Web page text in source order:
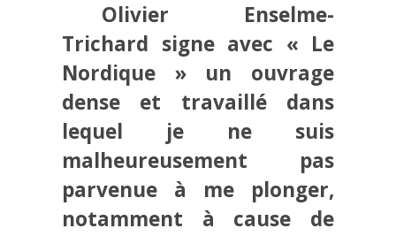
Olivier Enselme-
Trichard signe avec « Le
Nordique » un ouvrage
dense et travaillé dans
lequel je ne suis
malheureusement pas
parvenue à me plonger,
notamment à cause de